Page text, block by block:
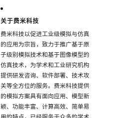
关于费米科技
费米科技以促进工业级模拟与仿真
的应用为宗旨，致力于推广基于原
子级别模拟技术和基于图像模型的
仿真技术，为学术和工业研究机构
提供研发咨询、软件部署、技术攻
关等全方位的服务。费米科技提供
的模拟方案具有面向应用、模型新
颖、功能丰富、计算高效、简单易